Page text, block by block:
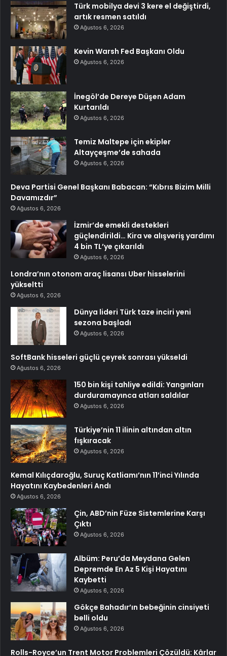
Türk mobilya devi 3 kere el değiştirdi,
artık resmen satıldı
Ağustos 6, 2026
Kevin Warsh Fed Başkanı Oldu
Ağustos 6, 2026
İnegöl’de Dereye Düşen Adam
Kurtarıldı
Ağustos 6, 2026
Temiz Maltepe için ekipler
Altayçeşme’de sahada
Ağustos 6, 2026
Deva Partisi Genel Başkanı Babacan: “Kıbrıs Bizim Milli
Davamızdır”
Ağustos 6, 2026
İzmir’de emekli destekleri
güçlendirildi… Kira ve alışveriş yardımı
4 bin TL’ye çıkarıldı
Ağustos 6, 2026
Londra’nın otonom araç lisansı Uber hisselerini
yükseltti
Ağustos 6, 2026
Dünya lideri Türk taze inciri yeni
sezona başladı
Ağustos 6, 2026
SoftBank hisseleri güçlü çeyrek sonrası yükseldi
Ağustos 6, 2026
150 bin kişi tahliye edildi: Yangınları
durduramayınca atları saldılar
Ağustos 6, 2026
Türkiye’nin 11 ilinin altından altın
fışkıracak
Ağustos 6, 2026
Kemal Kılıçdaroğlu, Suruç Katliamı’nın 11’inci Yılında
Hayatını Kaybedenleri Andı
Ağustos 6, 2026
Çin, ABD’nin Füze Sistemlerine Karşı
Çıktı
Ağustos 6, 2026
Albüm: Peru’da Meydana Gelen
Depremde En Az 5 Kişi Hayatını
Kaybetti
Ağustos 6, 2026
Gökçe Bahadır’ın bebeğinin cinsiyeti
belli oldu
Ağustos 6, 2026
Rolls-Royce’un Trent Motor Problemleri Çözüldü: Kârlar